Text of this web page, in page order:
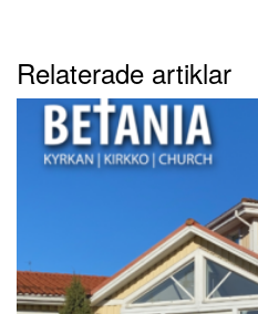
Relaterade artiklar